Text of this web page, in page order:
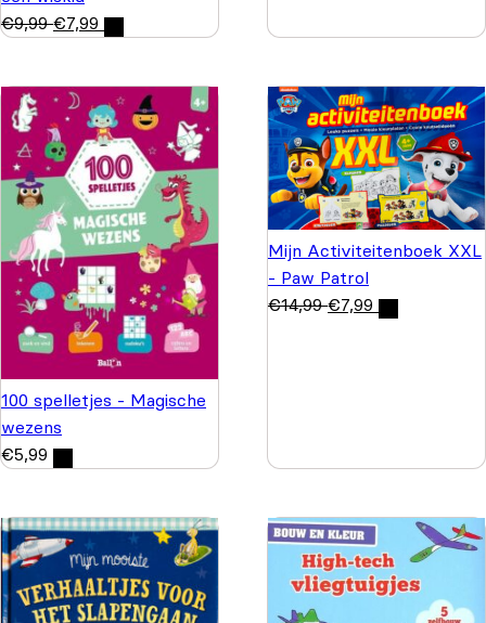
€9,99 €7,99
100 spelletjes - Magische
wezens
€5,99
Mijn Activiteitenboek XXL
- Paw Patrol
€14,99 €7,99